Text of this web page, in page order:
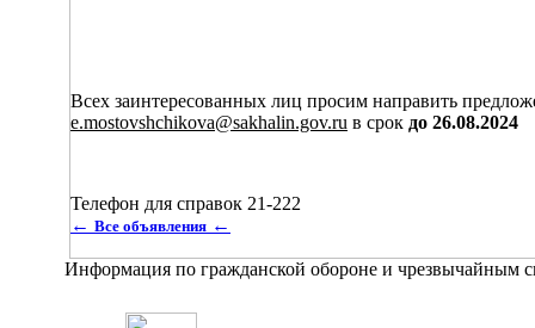
Всех заинтересованных лиц просим направить
e.mostovshchikova@sakhalin.gov.ru в срок до 26.08.2024
Телефон для справок 21-222
← Все объявления ←
Информация по гражданской обороне и чрезвычайным